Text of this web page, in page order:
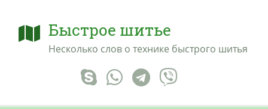
Быстрое шитье
Несколько слов о технике быстрого шитья